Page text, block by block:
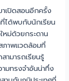
าเปิดสอนอีกครั้ง
ที่ได้พบกับนักเรียน
หม่ด้วยกระดาน
ภาพแวดล้อมที่
ามารถเรียนรู้
มทรงจำอันน่าทึ่ง